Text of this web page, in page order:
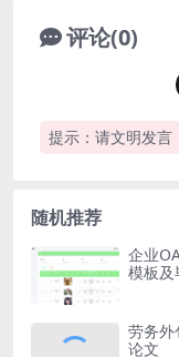
评论(0)
提示：请文明发言
随机推荐
企业
模板及
劳务外
论文